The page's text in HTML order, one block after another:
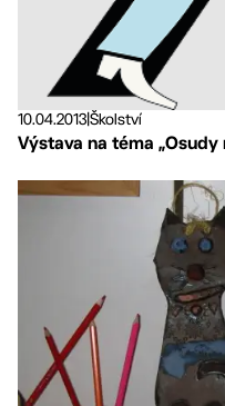
10.04.2013|Školství
Výstava na téma „Osudy